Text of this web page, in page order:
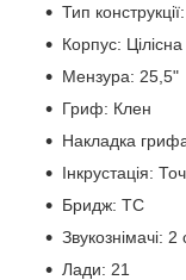
Тип
Корпус:
Мензура: 25,5"
Гриф: Клен
Накладка
Інкрустація:
Бридж: TC
Звукознімачі: 2
Лади: 21